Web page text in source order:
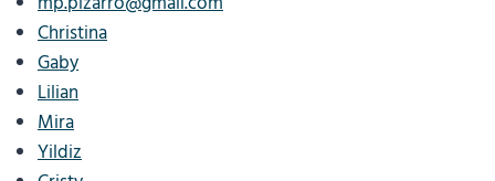
Christina
Gaby
Lilian
Mira
Yildiz